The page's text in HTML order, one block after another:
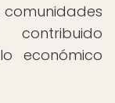
económico